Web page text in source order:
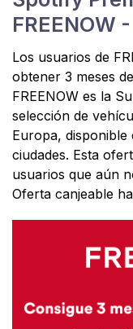
FREENOW
Los usuarios de
obtener 3 meses
FREENOW es la
selección de
Europa, disponible
ciudades. Esta
usuarios que aún
Oferta canjeable